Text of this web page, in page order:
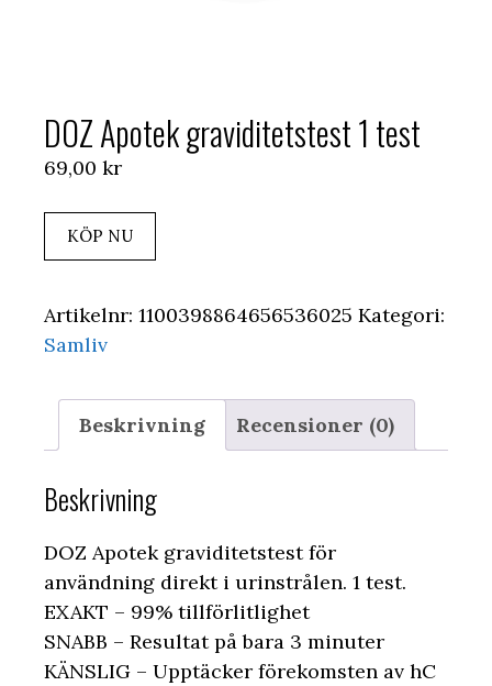
DOZ Apotek graviditetstest 1 test
69,00 kr
KÖP NU
Artikelnr: 1100398864656536025 Kategori:
Samliv
Beskrivning Recensioner (0)
Beskrivning
DOZ Apotek graviditetstest för
användning direkt i urinstrålen. 1 test.
EXAKT – 99% tillförlitlighet
SNABB – Resultat på bara 3 minuter
KÄNSLIG – Upptäcker förekomsten av hC